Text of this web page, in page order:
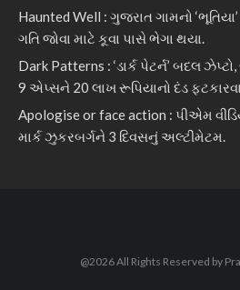
Haunted Well : ગુજરાત ગામનો
ગતિ જોવા માટે કૂવા પાસે ભેગા થયા.
Dark Patterns : ‘ડાર્ક પેટર્ન’ બદલ
9 એપ્સને 20 લાખ રૂપિયાનો દંડ
Apologise or face action : પીએમ
માર્ક ઝુકરબર્ગને 3 દિવસનું અલ્ટીમેટમ.
@2026 All Rights Reserved by